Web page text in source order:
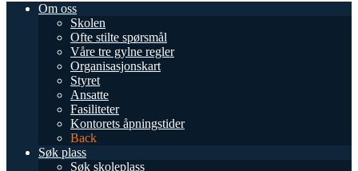
Om oss
Skolen
Ofte stilte spørsmål
Våre tre gylne regler
Organisasjonskart
Styret
Ansatte
Fasiliteter
Kontorets åpningstider
Back
Søk plass
Søk skoleplass